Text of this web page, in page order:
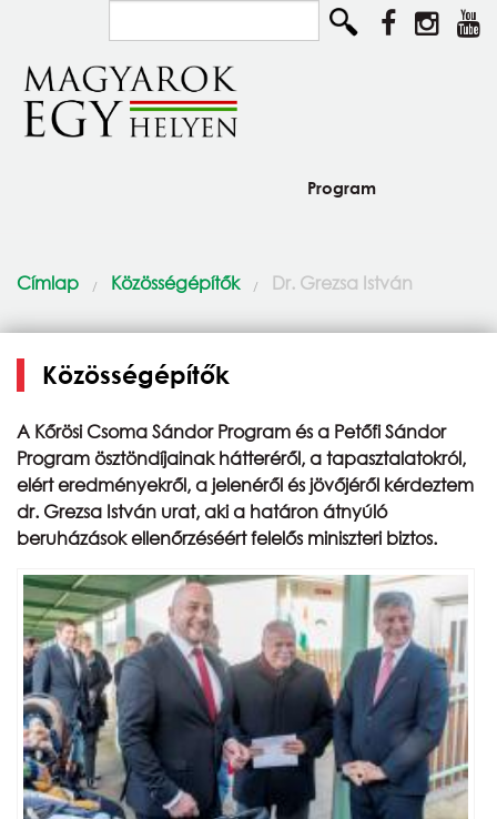
Program
Így élünk
Csodaszarvas program
Naptár
Jelenlegi hely
Címlap Közösségépítők Dr. Grezsa István
Közösségépítők
A Kőrösi Csoma Sándor Program és a Petőfi Sándor
Program ösztöndíjainak hátteréről, a tapasztalatokról,
elért eredményekről, a jelenéről és jövőjéről kérdeztem
dr. Grezsa István urat, aki a határon átnyúló
beruházások ellenőrzéséért felelős miniszteri biztos.